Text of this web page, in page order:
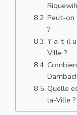
Peut-on
?
Y a-t-il
Ville ?
Quelle
la-Ville ?